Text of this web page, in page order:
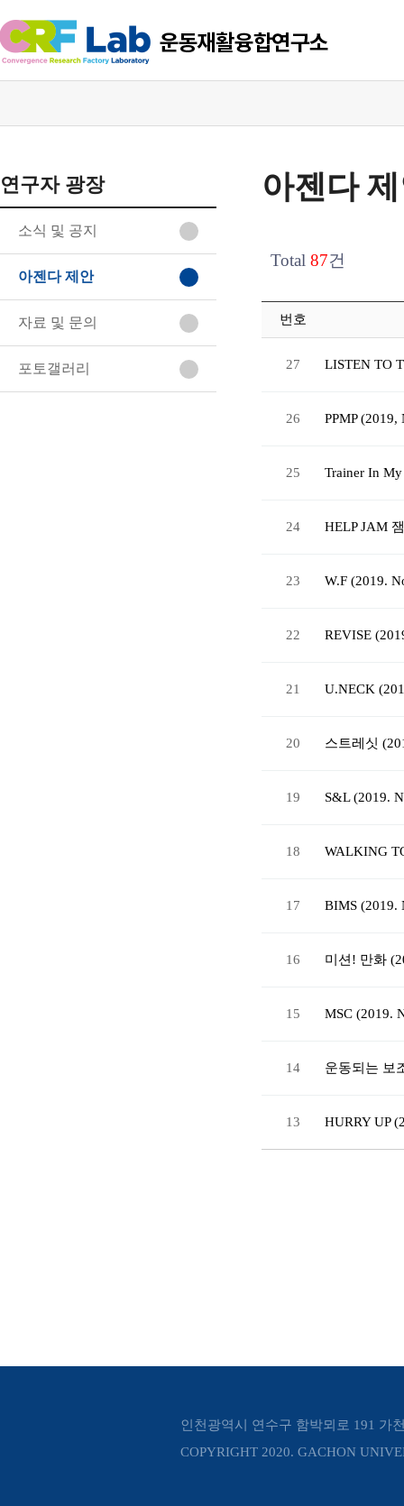
연구자 광장
소식 및 공지
아젠다 제안
자료 및 문의
포토갤러리
아젠다
Total 87건
번호
27 LISTEN TO
26 PPMP (2019,
25 Trainer In
24 HELP JAM
23 W.F (2019.
22 REVISE
21 U.NECK
20 스트레싯
19 S&L (2019.
18 WALKING
17 BIMS (2019.
16 미션! 만화
15 MSC (2019.
14 운동되는 보
13 HURRY UP
인천광역시 연수구 함박뫼로 191 가
COPYRIGHT 2020. GACHON